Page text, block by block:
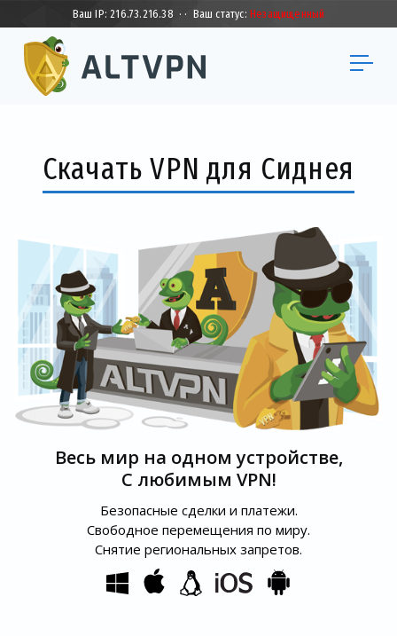
Ваш IP:216.73.216.38 · · Ваш статус: Незащищенный
Скачать VPN для Сиднея
Весь мир на одном устройстве,
С любимым VPN!
Безопасные сделки и платежи.
Свободное перемещения по миру.
Снятие региональных запретов.